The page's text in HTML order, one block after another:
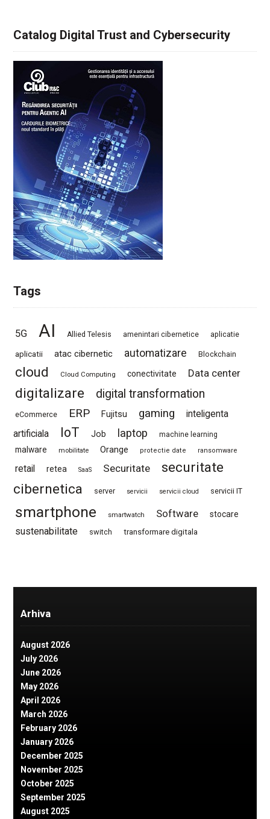
Catalog Digital Trust and Cybersecurity
Tags
5G AI Allied Telesis amenintari cibernetice aplicatie
aplicatii atac cibernetic automatizare Blockchain
cloud Cloud Computing conectivitate Data center
digitalizare digital transformation
eCommerce ERP Fujitsu gaming
inteligenta
artificiala
IoT Job laptop machine learning
malware mobilitate Orange protectie date ransomware
retail retea SaaS Securitate
securitate
cibernetica
server servicii servicii cloud servicii IT
smartphone smartwatch Software stocare
sustenabilitate switch transformare digitala
Arhiva
August 2026
July 2026
June 2026
May 2026
April 2026
March 2026
February 2026
January 2026
December 2025
November 2025
October 2025
September 2025
August 2025